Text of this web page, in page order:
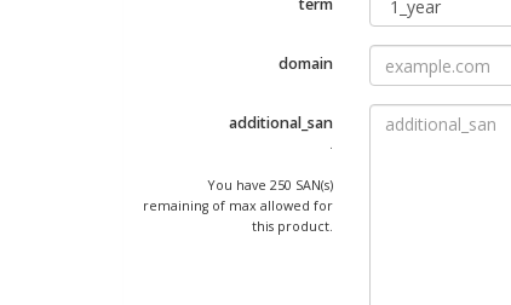
term
domain
additional_san
.
You have 250 SAN(s)
remaining of max allowed for
this product.